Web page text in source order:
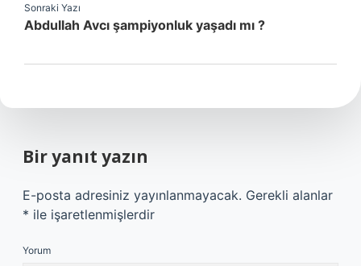
Sonraki Yazı
Abdullah Avcı şampiyonluk yaşadı mı ?
Bir yanıt yazın
E-posta adresiniz yayınlanmayacak. Gerekli alanlar
* ile işaretlenmişlerdir
Yorum